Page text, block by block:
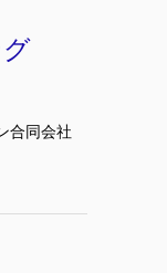
合同会社